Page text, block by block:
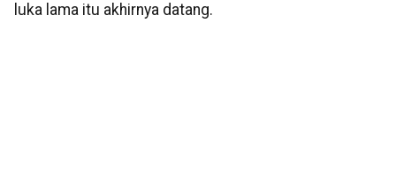
luka lama itu akhirnya datang.